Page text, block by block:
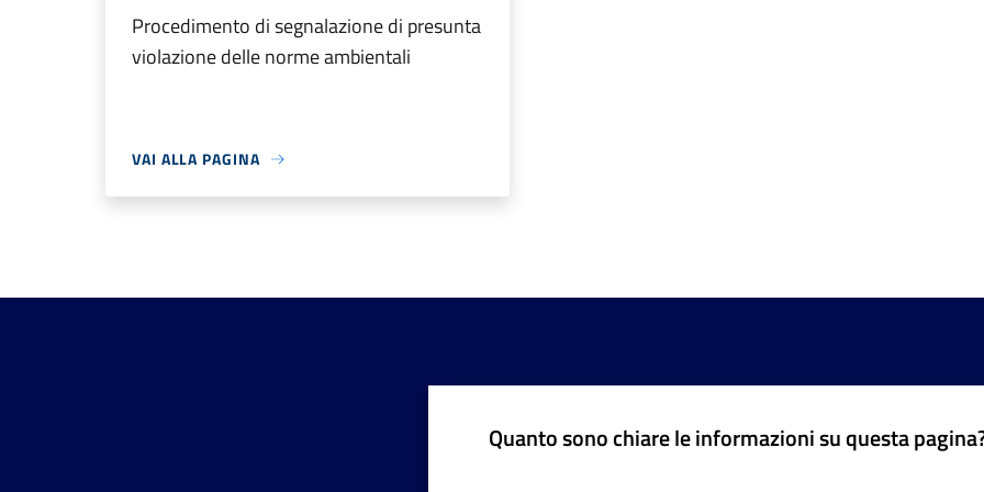
Procedimento di segnalazione di presunta
violazione delle norme ambientali
VAI ALLA PAGINA
Quanto sono chiare le informazioni su questa